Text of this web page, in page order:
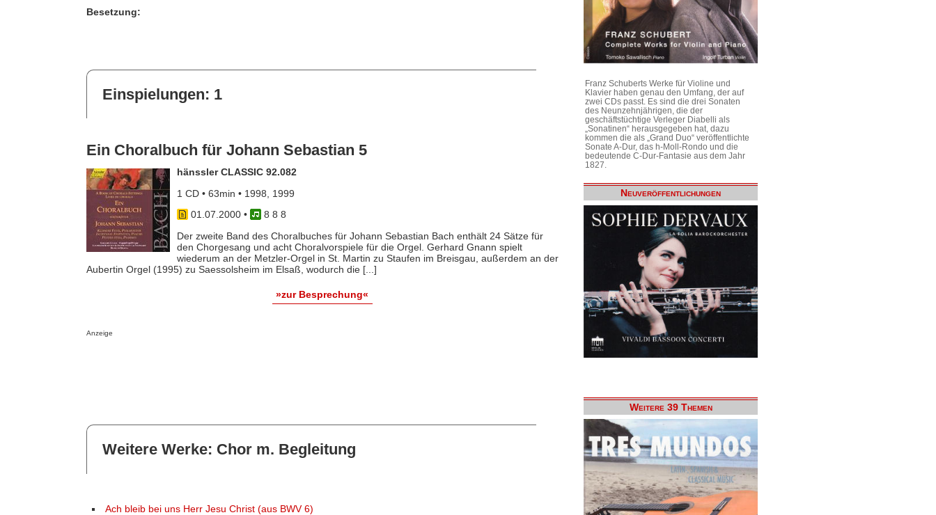
Besetzung:
Einspielungen: 1
Ein Choralbuch für Johann Sebastian 5
hänssler CLASSIC 92.082
1 CD • 63min • 1998, 1999
01.07.2000•
8 8 8
Der zweite Band des Choralbuches für Johann Sebastian Bach enthält 24 Sätze für
den Chorgesang und acht Choralvorspiele für die Orgel. Gerhard Gnann spielt
wiederum an der Metzler-Orgel in St. Martin zu Staufen im Breisgau, außerdem an der
Aubertin Orgel (1995) zu Saessolsheim im Elsaß, wodurch die [...]
»zur Besprechung«
Anzeige
Weitere Werke: Chor m. Begleitung
Ach bleib bei uns Herr Jesu Christ (aus BWV 6)
Franz Schuberts Werke für Violine und
Klavier haben genau den Umfang, der auf
zwei CDs passt. Es sind die drei Sonaten
des Neunzehnjährigen, die der
geschäftstüchtige Verleger Diabelli als
„Sonatinen“ herausgegeben hat, dazu
kommen die als „Grand Duo“ veröffentlichte
Sonate A-Dur, das h-Moll-Rondo und die
bedeutende C-Dur-Fantasie aus dem Jahr
1827.
Neuveröffentlichungen
Weitere 39 Themen